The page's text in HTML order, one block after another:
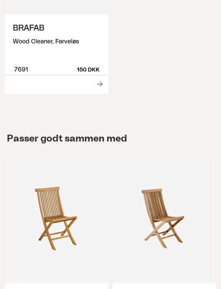
BRAFAB
Wood Cleaner, Farveløs
7691 150 DKK
Passer godt sammen med